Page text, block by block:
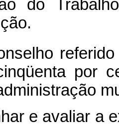
do
por
e avaliar a